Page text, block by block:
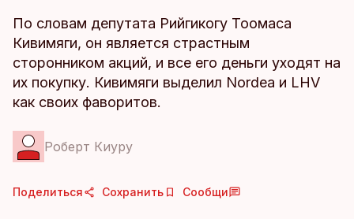
По словам депутата Рийгикогу Тоомаса
Кивимяги, он является страстным
сторонником акций, и все его деньги уходят на
их покупку. Кивимяги выделил Nordea и LHV
как своих фаворитов.
Роберт Киуру
Поделиться Сохранить Сообщи